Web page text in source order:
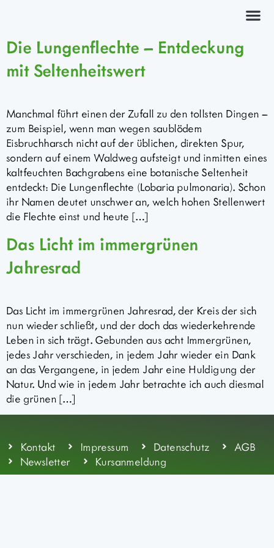
Die Lungenflechte – Entdeckung
mit Seltenheitswert
Manchmal führt einen der Zufall zu den tollsten Dingen –
zum Beispiel, wenn man wegen saublödem
Eisbruchharsch nicht auf der üblichen, direkten Spur,
sondern auf einem Waldweg aufsteigt und inmitten eines
kaltfeuchten Bachgrabens eine botanische Seltenheit
entdeckt: Die Lungenflechte (Lobaria pulmonaria). Schon
ihr Namen deutet unschwer an, welch hohen Stellenwert
die Flechte einst und heute […]
Das Licht im immergrünen
Jahresrad
Das Licht im immergrünen Jahresrad, der Kreis der sich
nun wieder schließt, und der doch das wiederkehrende
Leben in sich trägt. Gebunden aus acht Immergrünen,
jedes Jahr verschieden, in jedem Jahr wieder ein Dank
an das Vergangene, in jedem Jahr eine Huldigung der
Natur. Und wie in jedem Jahr betrachte ich auch diesmal
die grünen […]
Kontakt Impressum Datenschutz
AGB
Newsletter
Kursanmeldung